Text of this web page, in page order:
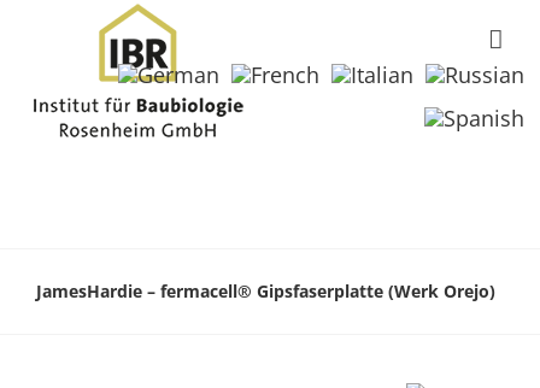
JamesHardie – fermacell® Gipsfaserplatte (Werk Orejo)